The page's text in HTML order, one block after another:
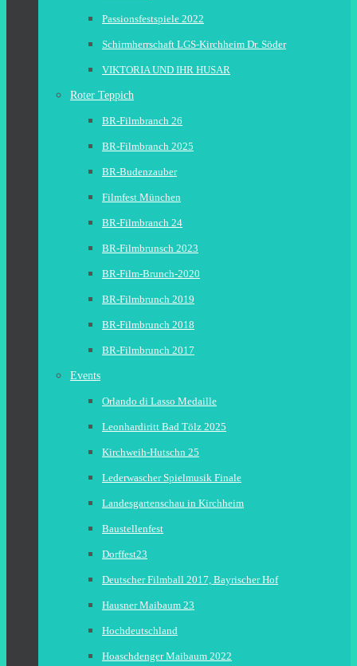
Passionsfestspiele 2022
Schirmherrschaft LGS-Kirchheim Dr. Söder
VIKTORIA UND IHR HUSAR
Roter Teppich
BR-Filmbranch 26
BR-Filmbranch 2025
BR-Budenzauber
Filmfest München
BR-Filmbranch 24
BR-Filmbrunsch 2023
BR-Film-Brunch-2020
BR-Filmbrunch 2019
BR-Filmbrunch 2018
BR-Filmbrunch 2017
Events
Orlando di Lasso Medaille
Leonhardiritt Bad Tölz 2025
Kirchweih-Hutschn 25
Lederwascher Spielmusik Finale
Landesgartenschau in Kirchheim
Baustellenfest
Dorffest23
Deutscher Filmball 2017, Bayrischer Hof
Hausner Maibaum 23
Hochdeutschland
Hoaschdenger Maibaum 2022